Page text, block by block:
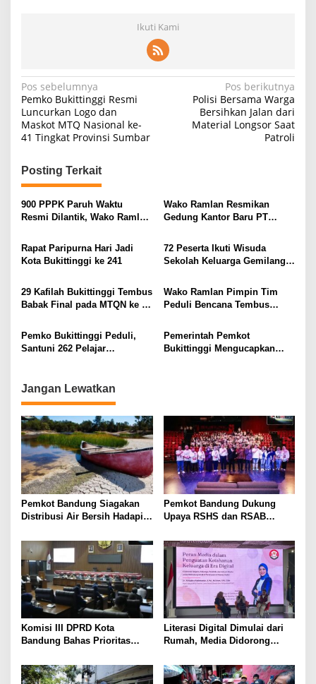
Ikuti Kami
Navigasi
pos
Pos sebelumnya
Pemko Bukittinggi Resmi
Luncurkan Logo dan
Maskot MTQ Nasional ke-
41 Tingkat Provinsi Sumbar
Pos berikutnya
Polisi Bersama Warga
Bersihkan Jalan dari
Material Longsor Saat
Patroli
Posting Terkait
900 PPPK Paruh Waktu
Resmi Dilantik, Wako Ramlan
Pengabdian
Wako Ramlan Resmikan
Gedung Kantor Baru PT
Rapat Paripurna Hari Jadi
Kota Bukittinggi ke 241
72 Peserta Ikuti Wisuda
Sekolah Keluarga Gemilang
29 Kafilah Bukittinggi Tembus
Babak Final pada MTQN ke 41
Wako Ramlan Pimpin Tim
Peduli Bencana Tembus
Pariaman Antarkan Bantuan
Pemko Bukittinggi Peduli,
Santuni 262 Pelajar
Pemerintah Pemkot
Bukittinggi Mengucapkan
Jangan Lewatkan
Pemkot Bandung Siagakan
Distribusi Air Bersih Hadapi
Pemkot Bandung Dukung
Upaya RSHS dan RSAB
Dini Thalasemia
Komisi III DPRD Kota
Bandung Bahas Prioritas
Operasional Damkar, BRT,
hingga Keamanan Siber
Literasi Digital Dimulai dari
Rumah, Media Didorong